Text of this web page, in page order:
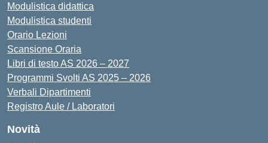
Modulistica didattica
Modulistica studenti
Orario Lezioni
Scansione Oraria
Libri di testo AS 2026 – 2027
Programmi Svolti AS 2025 – 2026
Verbali Dipartimenti
Registro Aule / Laboratori
Novità